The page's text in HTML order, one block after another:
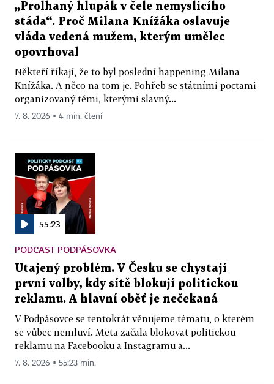
„Prolhaný hlupák v čele nemyslícího
stáda“. Proč Milana Knížáka oslavuje
vláda vedená mužem, kterým umělec
opovrhoval
Někteří říkají, že to byl poslední happening Milana
Knížáka. A něco na tom je. Pohřeb se státními poctami
organizovaný těmi, kterými slavný...
7. 8. 2026 ▪ 4 min. čtení
55:23
PODCAST PODPÁSOVKA
Utajený problém. V Česku se chystají
první volby, kdy sítě blokují politickou
reklamu. A hlavní oběť je nečekaná
V Podpásovce se tentokrát věnujeme tématu, o kterém
se vůbec nemluví. Meta začala blokovat politickou
reklamu na Facebooku a Instagramu a...
7. 8. 2026 ▪ 55:23 min.